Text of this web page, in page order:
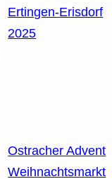
Ertingen-Erisdorf
2025
Ostracher Advent
Weihnachtsmarkt